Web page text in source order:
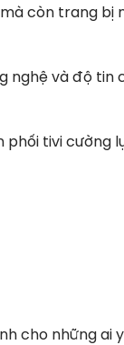
còn trang bị
nghệ và độ tin
tivi cường
cho những ai